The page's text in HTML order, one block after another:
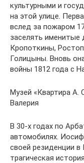
культурными и
на этой улице.
вслед за пожаром
заселять именитые
Кропоткины,
Голицыны. Вновь
войны 1812 года с
Музей «Квартира А.
Валерия
В 30-х годах по
автомобилях.
своей резиденции в
трагическая